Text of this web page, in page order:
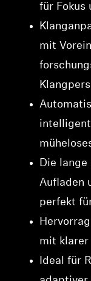
für Fokus
mit
Die
Aufladen
perfekt
mit klarer
Ideal für